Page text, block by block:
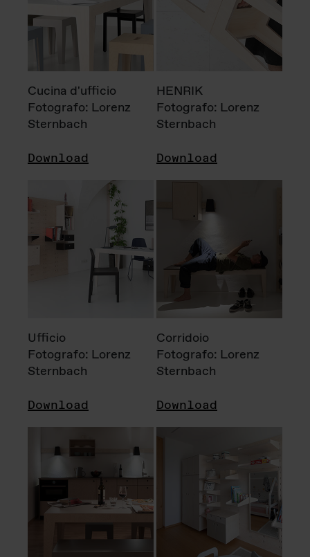
Cucina d'ufficio
Fotografo: Lorenz
Sternbach
Download
HENRIK
Fotografo: Lorenz
Sternbach
Download
Ufficio
Fotografo: Lorenz
Sternbach
Download
Corridoio
Fotografo: Lorenz
Sternbach
Download